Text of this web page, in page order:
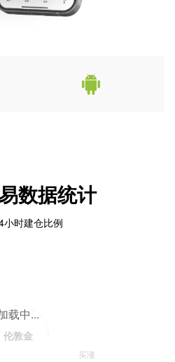
数据统计
小时建仓比例
载中...
伦敦金
买涨